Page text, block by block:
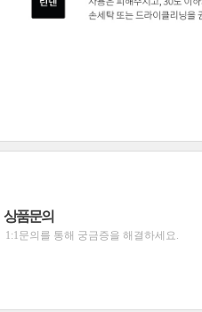
상품문의
1:1문의를 통해 궁금증을 해결하세요.